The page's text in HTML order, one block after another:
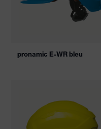
pronamic E-WR bleu